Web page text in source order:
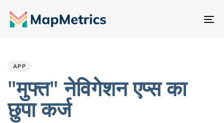
APP
"मुफ्त" नेविगेशन एप्स का
छुपा कर्ज